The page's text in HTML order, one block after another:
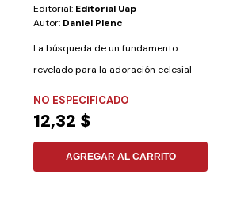
Editorial: Editorial Uap
Autor: Daniel Plenc
La búsqueda de un fundamento
revelado para la adoración eclesial
NO ESPECIFICADO
12,32 $
AGREGAR AL CARRITO